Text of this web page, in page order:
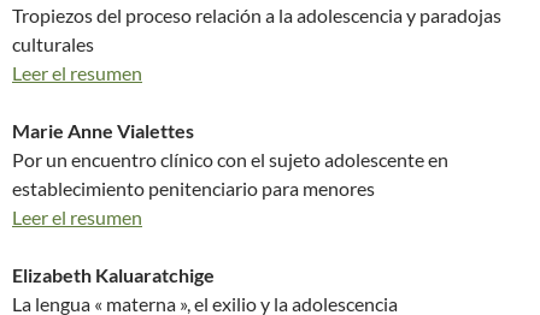
Tropiezos del proceso relación a la adolescencia y paradojas
culturales
Leer el resumen
Marie Anne Vialettes
Por un encuentro clínico con el sujeto adolescente en
establecimiento penitenciario para menores
Leer el resumen
Elizabeth Kaluaratchige
La lengua « materna », el exilio y la adolescencia